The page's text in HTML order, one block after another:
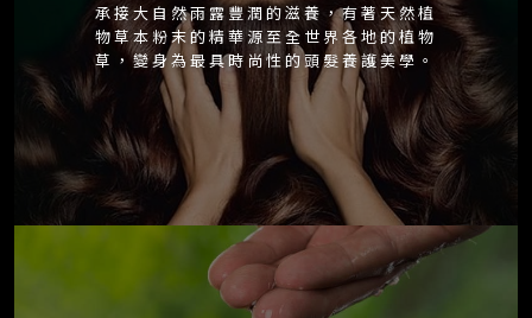
承接大自然雨露豐潤的滋養，有著天然植
物草本粉末的精華源至全世界各地的植物
草，變身為最具時尚性的頭髮養護美學。